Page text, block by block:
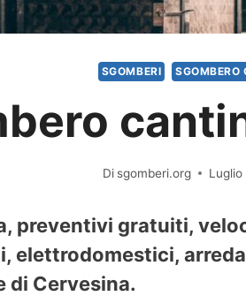
SGOMBERI SGOMBERO
Di sgomberi.org Luglio
preventivi gratuiti,
elettrodomestici,
di Cervesina.